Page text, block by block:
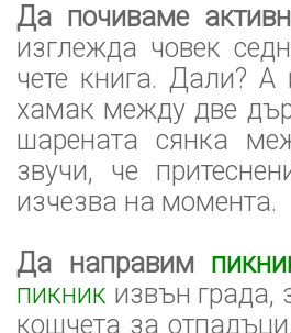
Да почиваме
изглежда човек
чете книга. Дали?
хамак между две
шарената сянка
звучи, че
изчезва на момента.
Да направим
пикник извън града,
кошчета за